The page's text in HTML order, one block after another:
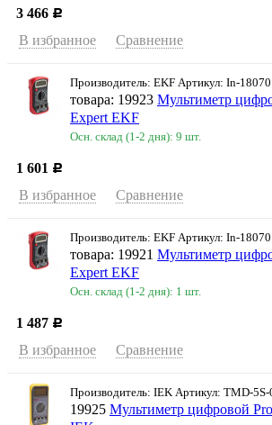
3 466 Р
В избранное Сравнение
Производитель: EKF Артикул: In-
товара: 19923 Мультиметр
Expert EKF
Осн. склад (1-2 дня): 9 шт.
1 601 Р
В избранное Сравнение
Производитель: EKF Артикул: In-
товара: 19921 Мультиметр
Expert EKF
Осн. склад (1-2 дня): 1 шт.
1 487 Р
В избранное Сравнение
Производитель: IEK Артикул: TMD-5S-
19925 Мультиметр цифровой